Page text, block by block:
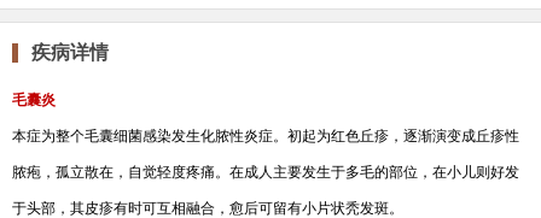
疾病详情
毛囊炎
本症为整个毛囊细菌感染发生化脓性炎症。初起为红色丘疹，逐渐演变成丘疹性
脓疱，孤立散在，自觉轻度疼痛。在成人主要发生于多毛的部位，在小儿则好发
于头部，其皮疹有时可互相融合，愈后可留有小片状秃发斑。